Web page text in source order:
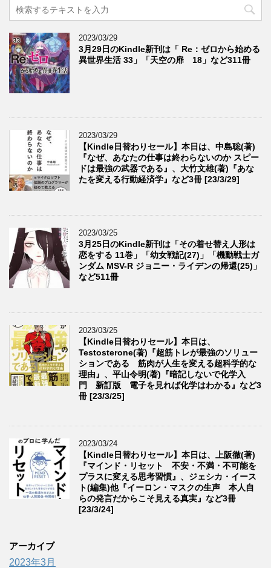
2023/03/29
3月29日のKindle新刊は「 Re：ゼロから始める
異世界生活 33」「天空の扉 18」など311冊
2023/03/29
【Kindle日替わりセール】本日は、中島聡(著)
『なぜ、あなたの仕事は終わらないのか スピー
ドは最強の武器である』、大竹文雄(著)『あな
たを変える行動経済学』など3冊 [23/3/29]
2023/03/25
3月25日のKindle新刊は「その着せ替え人形は
恋をする 11巻」「幼女戦記(27)」「機動戦士ガ
ンダム MSV-R ジョニー・ライデンの帰還(25)」
など511冊
2023/03/25
【Kindle日替わりセール】本日は、
Testosterone(著)『超筋トレが最強のソリュー
ションである 筋肉が人生を変える超科学的な
理由』、平山令明(著)『暗記しないで化学入
門 新訂版 電子を見れば化学はわかる』など3
冊 [23/3/25]
2023/03/24
【Kindle日替わりセール】本日は、上阪徹(著)
『マインド・リセット 不安・不満・不可能を
プラスに変える思考習慣』、ジェシカ・イース
ト(編集)他『イーロン・マスクの生声 本人自
らの発言だからこそ見える真実』など3冊
[23/3/24]
アーカイブ
2023年3月